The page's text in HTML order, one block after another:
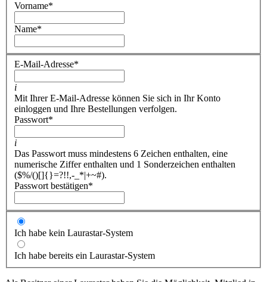
Vorname*
Name*
E-Mail-Adresse*
i
Mit Ihrer E-Mail-Adresse können Sie sich in Ihr Konto
einloggen und Ihre Bestellungen verfolgen.
Passwort*
i
Das Passwort muss mindestens 6 Zeichen enthalten, eine
numerische Ziffer enthalten und 1 Sonderzeichen enthalten
($%/()[]{}=?!!,-_*|+~#).
Passwort bestätigen*
Ich habe kein Laurastar-System
Ich habe bereits ein Laurastar-System